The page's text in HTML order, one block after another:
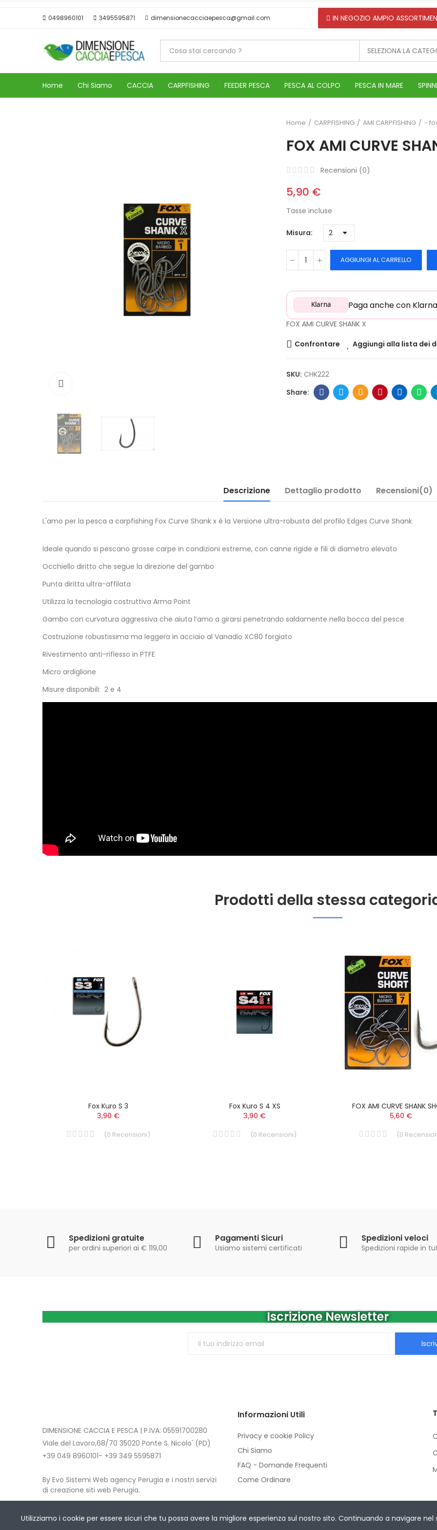
0498960101 3495595871 dimensionecacciaepesca@gmail.com IN NEGOZIO AMPIO
SELEZIONA LA
Home Chi Siamo CACCIA CARPFISHING FEEDER PESCA PESCA AL COLPO PESCA IN MARE
Home CARPFISHING AMI CARPFISHING -
FOX AMI CURVE
Recensioni (0)
5,90 €
Tasse incluse
Misura
AGGIUNGI AL CARRELLO
Klarna Paga anche con
FOX AMI CURVE SHANK X
Confrontare Aggiungi alla lista dei
SKU: CHK222
Descrizione Dettaglio prodotto Recensioni(0)
L'amo per la pesca a carpfishing Fox Curve Shank x è la Versione ultra-robusta del profilo Edges Curve Shank
Ideale quando si pescano grosse carpe in condizioni estreme, con canne rigide e fili di diametro elevato
Occhiello diritto che segue la direzione del gambo
Punta diritta ultra-affilata
Utilizza la tecnologia costruttiva Arma Point
Gambo con curvatura aggressiva che aiuta l’amo a girarsi penetrando saldamente nella bocca del pesce
Costruzione robustissima ma leggera in acciaio al Vanadio XC80 forgiato
Rivestimento anti-riflesso in PTFE
Micro ardiglione
Misure disponibili: 2 e 4
Prodotti della stessa
Fox Kuro S 3
3,90 €
(0 Recensioni)
Fox Kuro S 4 XS
3,90 €
(0 Recensioni)
FOX AMI CURVE SHANK
5,60 €
(0
Spedizioni gratuite
per ordini superiori ai € 119,00
Pagamenti Sicuri
Usiamo sistemi certificati
Spedizioni veloci
Spedizioni rapide in
Iscrizione Newsletter
DIMENSIONE CACCIA E PESCA | P.IVA: 05591700280
Viale del Lavoro,68/70 35020 Ponte S. Nicolo' (PD)
+39 049 8960101- +39 349 5595871
By Evo Sistemi Web agency Perugia e i nostri servizi
di creazione siti web Perugia.
Informazioni Utili
Privacy e cookie Policy
Chi Siamo
FAQ - Domande Frequenti
Come Ordinare
Utilizziamo i cookie per essere sicuri che tu possa avere la migliore esperienza sul nostro sito. Continuando a navigare